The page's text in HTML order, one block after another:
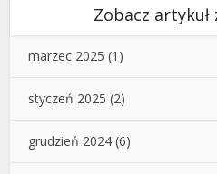
Zobacz artykuł
marzec 2025 (1)
styczeń 2025 (2)
grudzień 2024 (6)